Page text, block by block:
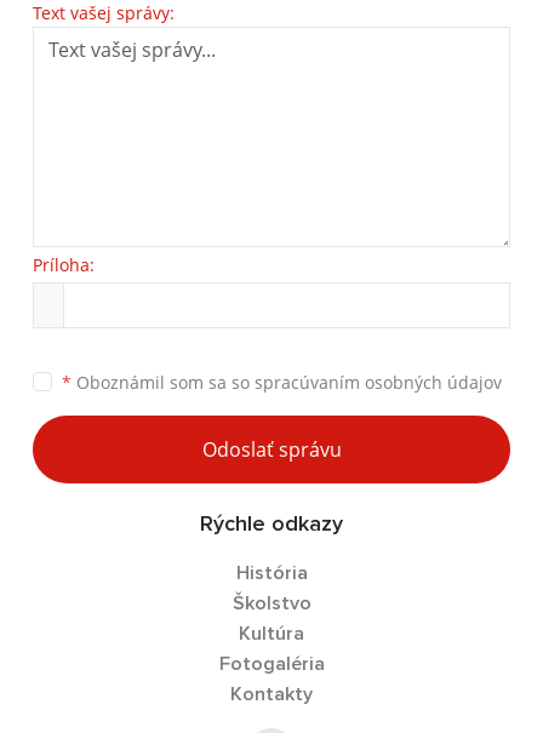
Text vašej správy:
Príloha:
* Oboznámil som sa so spracúvaním osobných údajov
Odoslať správu
Rýchle odkazy
História
Školstvo
Kultúra
Fotogaléria
Kontakty